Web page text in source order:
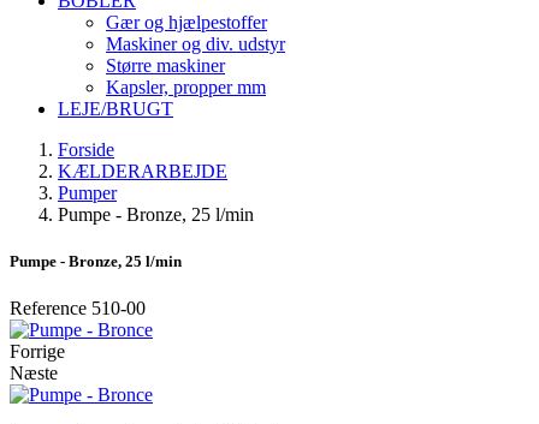
Gær og hjælpestoffer
Maskiner og div. udstyr
Større maskiner
Kapsler, propper mm
LEJE/BRUGT
Forside
KÆLDERARBEJDE
Pumper
Pumpe - Bronze, 25 l/min
Pumpe - Bronze, 25 l/min
Reference 510-00
Forrige
Næste